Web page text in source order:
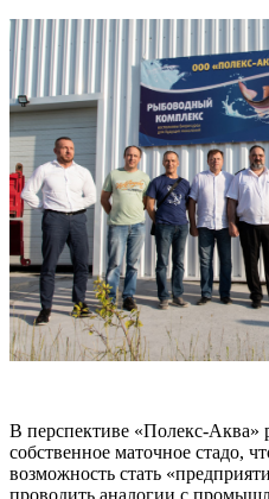
В перспективе «Полекс-Аква»
собственное маточное стадо,
возможность стать
проводить аналогии с